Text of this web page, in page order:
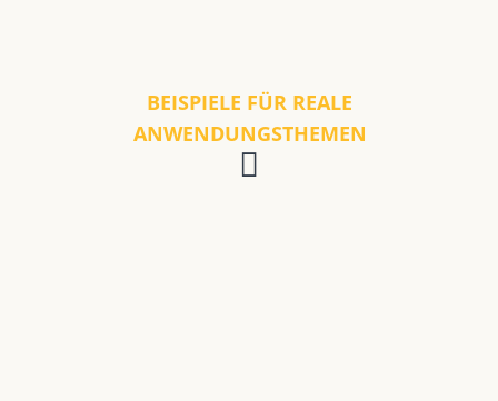
BEISPIELE FÜR REALE
ANWENDUNGSTHEMEN